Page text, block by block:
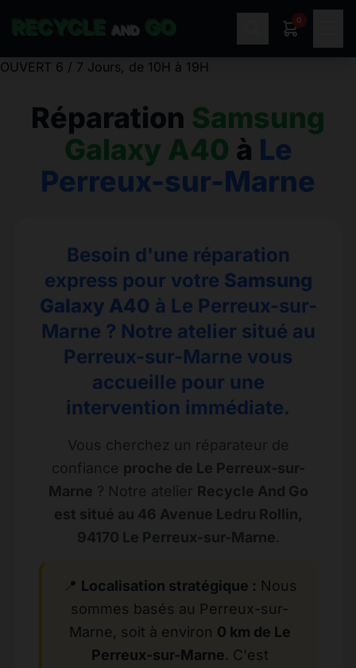
AND
0
OUVERT 6 / 7 Jours, de 10H à 19H
Réparation Samsung
Galaxy A40 à Le
Perreux-sur-Marne
Besoin d'une réparation
express pour votre Samsung
Galaxy A40 à Le Perreux-sur-
Marne ? Notre atelier situé au
Perreux-sur-Marne vous
accueille pour une
intervention immédiate.
Vous cherchez un réparateur de
confiance proche de Le Perreux-sur-
Marne ? Notre atelier Recycle And Go
est situé au 46 Avenue Ledru Rollin,
94170 Le Perreux-sur-Marne.
📍 Localisation stratégique : Nous
sommes basés au Perreux-sur-
Marne, soit à environ 0 km de Le
Perreux-sur-Marne. C'est